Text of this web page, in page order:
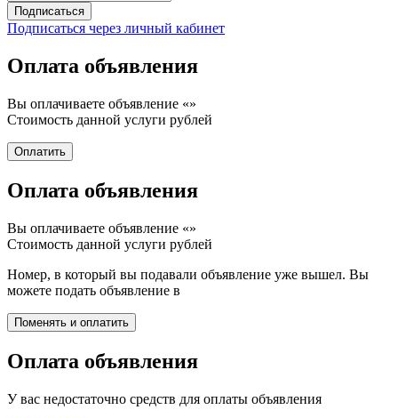
Подписаться через личный кабинет
Оплата объявления
Вы оплачиваете объявление «»
Стоимость данной услуги рублей
Оплата объявления
Вы оплачиваете объявление «»
Стоимость данной услуги рублей
Номер, в который вы подавали объявление уже вышел. Вы
можете подать объявление в
Оплата объявления
У вас недостаточно средств для оплаты объявления